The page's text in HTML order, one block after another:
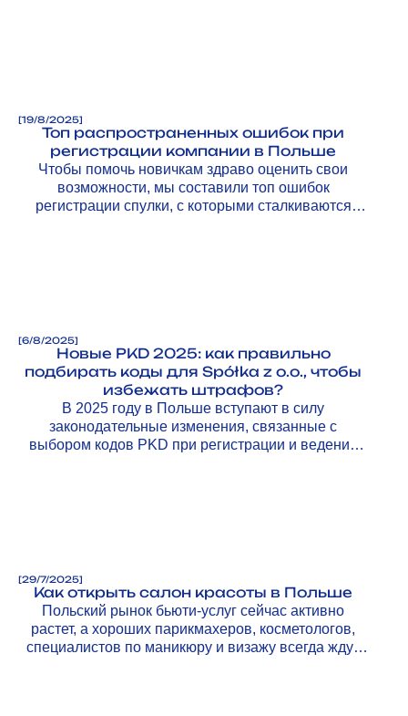
[19/8/2025]
Топ распространенных ошибок при
регистрации компании в Польше
Чтобы помочь новичкам здраво оценить свои
возможности, мы составили топ ошибок
регистрации спулки, с которыми сталкиваются
[6/8/2025]
Новые PKD 2025: как правильно
подбирать коды для Spółka z o.o., чтобы
избежать штрафов?
В 2025 году в Польше вступают в силу
законодательные изменения, связанные с
выбором кодов PKD при регистрации и ведении
[29/7/2025]
Как открыть салон красоты в Польше
Польский рынок бьюти-услуг сейчас активно
растет, а хороших парикмахеров, косметологов,
специалистов по маникюру и визажу всегда ждут